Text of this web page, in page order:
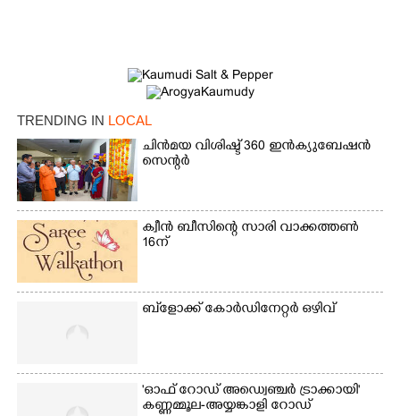
TRENDING IN LOCAL
ചിൻമയ വിശിഷ്ട് 360 ഇൻക്യുബേഷൻ
സെന്റർ
ക്വീൻ ബീസിന്റെ സാരി വാക്കത്തൺ
16ന്
ബ്‌ളോക്ക് കോർഡിനേറ്റർ ഒഴിവ്
'ഓഫ് റോഡ് അഡ്വെഞ്ചർ ട്രാക്കായി'
കണ്ണമ്മൂല-അയ്യങ്കാളി റോഡ്
Share this link